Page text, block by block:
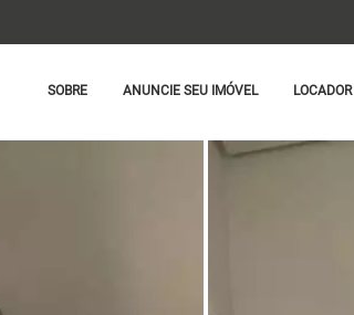
SOBRE ANUNCIE SEU IMÓVEL LOCADOR